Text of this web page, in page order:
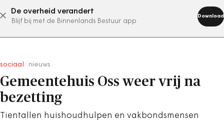
De overheid verandert
Blijf bij met de Binnenlands Bestuur app
Download
abonneer nu
sociaal nieuws
Gemeentehuis Oss weer vrij na
bezetting
Tientallen huishoudhulpen en vakbondsmensen